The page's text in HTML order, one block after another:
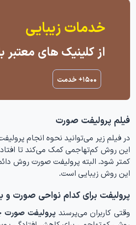
خدمات زیبایی
از کلینیک های معتبر
۱۵۰۰+ خدمت
فیلم پرولیفت صورت
در فیلم زیر می‌توانید نحوه انجام
این روش کم‌تهاجمی کمک می‌کند تا
کمتر شود. البته پرولیفت صورت روش
این روش زیبایی است.
پرولیفت برای کدام نواحی صورت و
وقتی کاربران می‌پرسندپرولیفت صورت